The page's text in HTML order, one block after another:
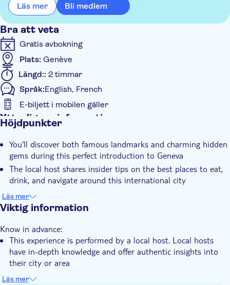
Läs mer Bli medlem
Bra att veta
Gratis avbokning
Plats: Genève
Längd:: 2 timmar
Språk:English, French
E-biljett i mobilen gäller
Ytterligare information
Officiell återförsäljare
Guidad rundtur
Lokal prägel
Liten grupp
Elektronisk biljett
Djurvänlig
Höjdpunkter
You'll discover both famous landmarks and charming hidden
gems during this perfect introduction to Geneva
The local host shares insider tips on the best places to eat,
drink, and navigate around this international city
This efficient 2-hour walking experience ensures you make
the most of your time
to just 8 travellers, creating a personal atmosphere
It's your chance to explore Geneva's unique blend of Swiss
charm, international influence, and lakeside beauty
Läs mer
Viktig information
Know in advance:
This experience is performed by a local host. Local hosts
have in-depth knowledge and offer authentic insights into
their city or area
You will be part of a small group of up to 8 travellers
Läs mer